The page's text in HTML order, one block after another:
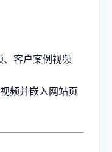
、客户案例视频
频并嵌入网站页